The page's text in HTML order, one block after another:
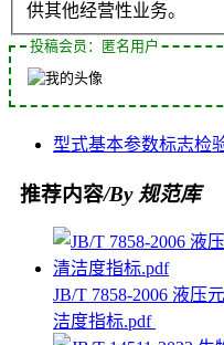
供其他经营性业务。
投稿会员：匿名用户
型式基本参数标志检
推荐内容/By 规范库
JB/T 7858-2006 液压
洁度指标.pdf